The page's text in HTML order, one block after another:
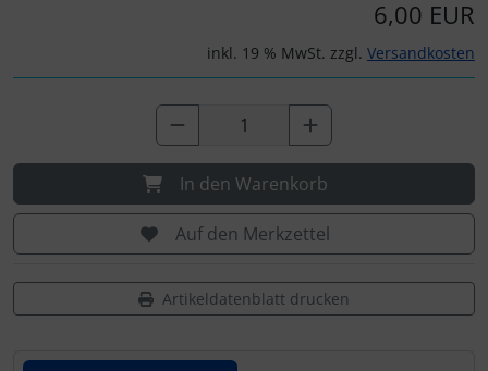
6,00 EUR
inkl. 19 % MwSt. zzgl. Versandkosten
In den Warenkorb
Auf den Merkzettel
Artikeldatenblatt drucken
Navigation
Reifen, Schläuche und Co.
Sauerstoff, Gas und Feuer
Taschen
3D Reliefkarten